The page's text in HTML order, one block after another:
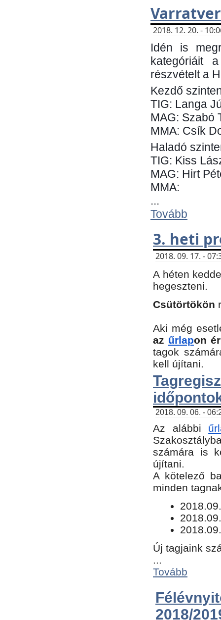
2018. 12. 20. -
Idén is
kategóriáit
részvételt a
Kezdő
TIG: Langa
MAG: Szabó
MMA: Csík
Haladó
TIG: Kiss
MAG: Hirt
MMA:
...
Tovább
3. heti
2018. 09. 17. -
A héten
hegeszteni.
Csütörtökön
Aki még
az űrlapon
tagok
kell újítani.
2018. 09. 06. -
Az alábbi
számára is
újítani.
​A kötelező
minden
Új tagjaink
...
Tovább
2018/